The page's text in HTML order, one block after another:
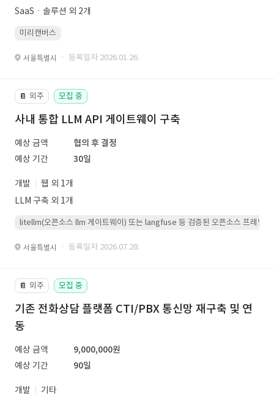
SaaSㆍ솔루션 외 2개
미리캔버스
서울특별시 · 등록일자 2026.01.26.
📔 외주 모집 중
사내 통합 LLM API 게이트웨이 구축
예상 금액
협의 후 결정
예상 기간
30일
개발
웹 외 1개
LLM 구축 외 1개
litellm(오픈소스 llm 게이트웨이) 또는 langfuse 등 검증된 오픈소스 프레임워
서울특별시 · 등록일자 2026.07.28.
📔 외주 모집 중
기존 전화상담 플랫폼 CTI/PBX 통신망 재구축 및 연
동
예상 금액
9,000,000원
예상 기간
90일
개발
기타